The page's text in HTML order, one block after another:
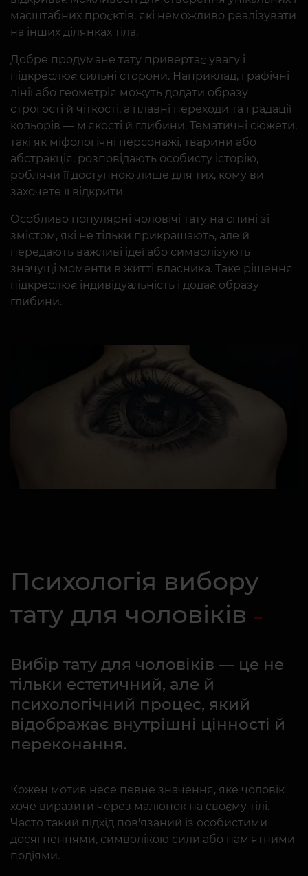
масштабних проєктів, які неможливо реалізувати
на інших ділянках тіла.
Добре продумане тату привертає увагу і
підкреслює сильні сторони. Наприклад, графічні
лінії або геометрія можуть додати образу
строгості й чіткості, а плавні переходи та градації
кольорів — м'якості й глибини. Тематичні сюжети,
такі як міфологічні персонажі, тварини або
абстракція, розповідають особисту історію,
роблячи її доступною лише для тих, кому ви
захочете її відкрити.
Особливо популярні чоловічі тату на спині зі
змістом, які не тільки прикрашають, але й
передають важливі ідеї або символізують
значущі моменти в житті власника. Таке рішення
підкреслює індивідуальність і додає образу
глибини.
Психологія вибору
тату для чоловіків
Вибір тату для чоловіків — це не
тільки естетичний, але й
психологічний процес, який
відображає внутрішні цінності й
переконання.
Кожен мотив несе певне значення, яке чоловік
хоче виразити через малюнок на своєму тілі.
Часто такий підхід пов'язаний із особистими
досягненнями, символікою сили або пам'ятними
подіями.